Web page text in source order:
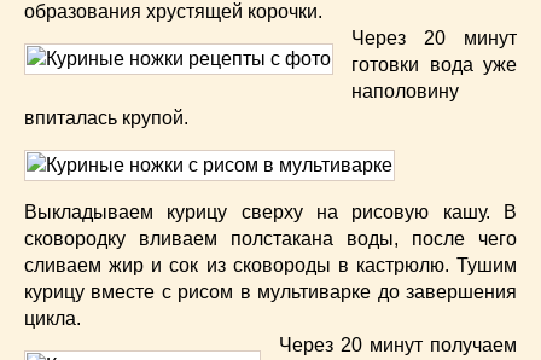
образования хрустящей корочки.
Через 20 минут
готовки вода уже
наполовину
впиталась крупой.
Выкладываем курицу сверху на рисовую кашу. В
сковородку вливаем полстакана воды, после чего
сливаем жир и сок из сковороды в кастрюлю. Тушим
курицу вместе с рисом в мультиварке до завершения
цикла.
Через 20 минут получаем